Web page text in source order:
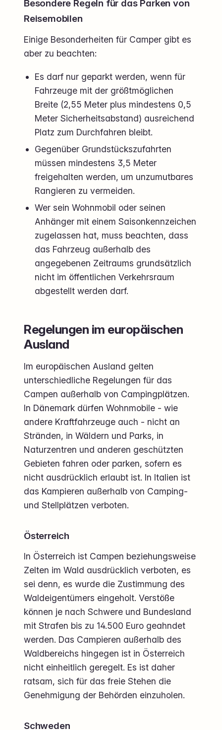
Besondere Regeln für das Parken von
Reisemobilen
Einige Besonderheiten für Camper gibt es
aber zu beachten:
Es darf nur geparkt werden, wenn für
Fahrzeuge mit der größtmöglichen
Breite (2,55 Meter plus mindestens 0,5
Meter Sicherheitsabstand) ausreichend
Platz zum Durchfahren bleibt.
Gegenüber Grundstückszufahrten
müssen mindestens 3,5 Meter
freigehalten werden, um unzumutbares
Rangieren zu vermeiden.
Wer sein Wohnmobil oder seinen
Anhänger mit einem Saisonkennzeichen
zugelassen hat, muss beachten, dass
das Fahrzeug außerhalb des
angegebenen Zeitraums grundsätzlich
nicht im öffentlichen Verkehrsraum
abgestellt werden darf.
Regelungen im europäischen
Ausland
Im europäischen Ausland gelten
unterschiedliche Regelungen für das
Campen außerhalb von Campingplätzen.
In Dänemark dürfen Wohnmobile - wie
andere Kraftfahrzeuge auch - nicht an
Stränden, in Wäldern und Parks, in
Naturzentren und anderen geschützten
Gebieten fahren oder parken, sofern es
nicht ausdrücklich erlaubt ist. In Italien ist
das Kampieren außerhalb von Camping-
und Stellplätzen verboten.
Österreich
In Österreich ist Campen beziehungsweise
Zelten im Wald ausdrücklich verboten, es
sei denn, es wurde die Zustimmung des
Waldeigentümers eingeholt. Verstöße
können je nach Schwere und Bundesland
mit Strafen bis zu 14.500 Euro geahndet
werden. Das Campieren außerhalb des
Waldbereichs hingegen ist in Österreich
nicht einheitlich geregelt. Es ist daher
ratsam, sich für das freie Stehen die
Genehmigung der Behörden einzuholen.
Schweden